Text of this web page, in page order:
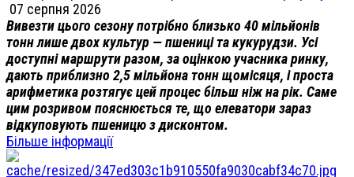
07 серпня 2026
Вивезти цього сезону потрібно близько 40 мільйонів
тонн лише двох культур — пшениці та кукурудзи. Усі
доступні маршрути разом, за оцінкою учасника ринку,
дають приблизно 2,5 мільйона тонн щомісяця, і проста
арифметика розтягує цей процес більш ніж на рік. Саме
цим розривом пояснюється те, що елеватори зараз
відкуповують пшеницю з дисконтом.
Більше інформації